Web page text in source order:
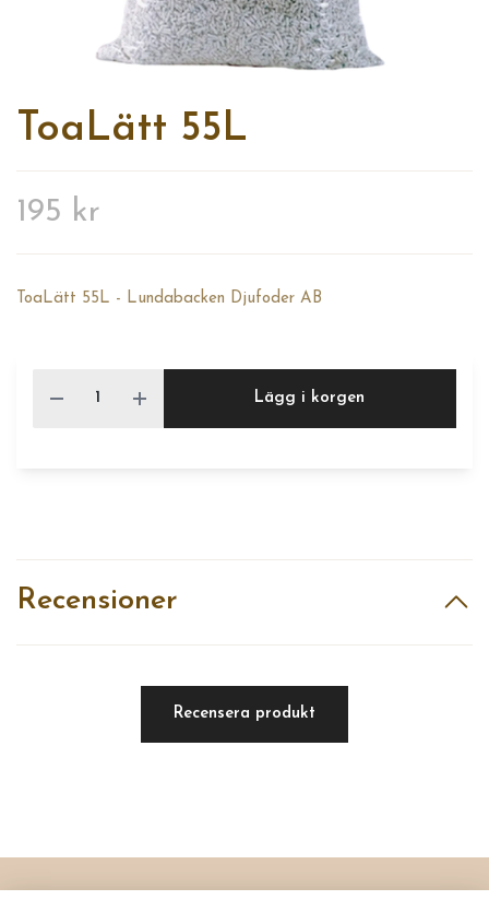
ToaLätt 55L
195 kr
ToaLätt 55L - Lundabacken Djufoder AB
Lägg i korgen
Recensioner
Recensera produkt